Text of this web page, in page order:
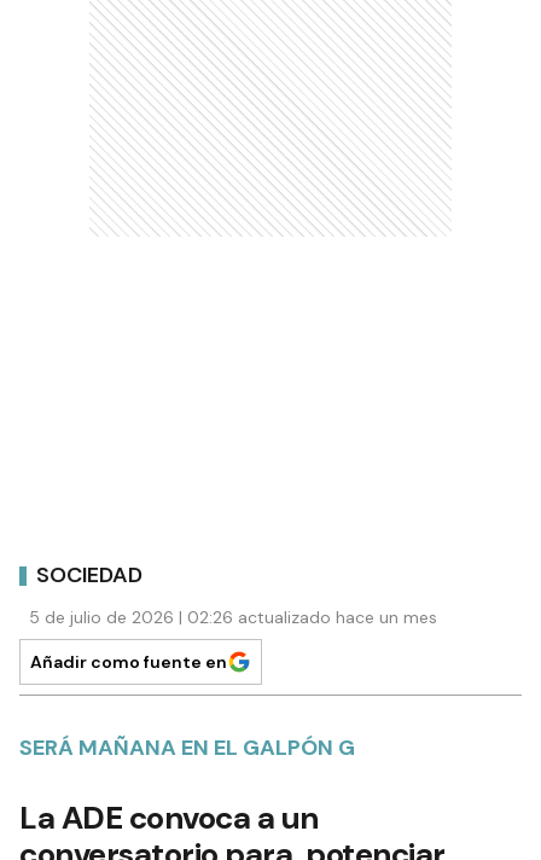
SOCIEDAD
5 de julio de 2026 | 02:26 actualizado hace un mes
Añadir como fuente en
SERÁ MAÑANA EN EL GALPÓN G
La ADE convoca a un